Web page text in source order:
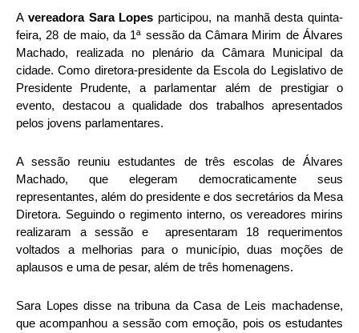
A vereadora Sara Lopes participou, na manhã desta quinta-
feira, 28 de maio, da 1ª sessão da Câmara Mirim de Álvares
Machado, realizada no plenário da Câmara Municipal da
cidade. Como diretora-presidente da Escola do Legislativo de
Presidente Prudente, a parlamentar além de prestigiar o
evento, destacou a qualidade dos trabalhos apresentados
pelos jovens parlamentares.
A sessão reuniu estudantes de três escolas de Álvares
Machado, que elegeram democraticamente seus
representantes, além do presidente e dos secretários da Mesa
Diretora. Seguindo o regimento interno, os vereadores mirins
realizaram a sessão e apresentaram 18 requerimentos
voltados a melhorias para o município, duas moções de
aplausos e uma de pesar, além de três homenagens.
Sara Lopes disse na tribuna da Casa de Leis machadense,
que acompanhou a sessão com emoção, pois os estudantes